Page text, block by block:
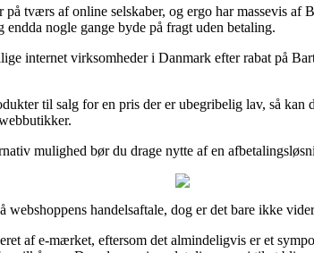
tværs af online selskaber, og ergo har massevis af
nogle gange byde på fragt uden betaling.
internet virksomheder i Danmark efter rabat på
til salg for en pris der er ubegribelig lav, så
mulighed bør du drage nytte af en
handelsaftale, dog er det bare ikke
af e-mærket, eftersom det almindeligvis er et